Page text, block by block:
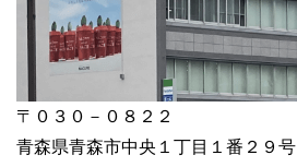
〒０３０－０８２２
青森県青森市中央１丁目１番２９号